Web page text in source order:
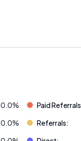
0.0% Paid Referrals
0.0% Referrals: